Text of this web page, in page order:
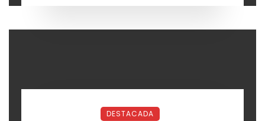
DESTACADA